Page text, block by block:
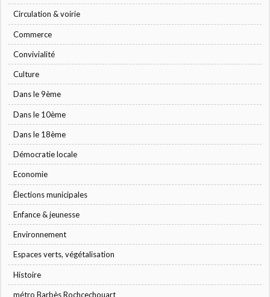
Circulation & voirie
Commerce
Convivialité
Culture
Dans le 9ème
Dans le 10ème
Dans le 18ème
Démocratie locale
Economie
Élections municipales
Enfance & jeunesse
Environnement
Espaces verts, végétalisation
Histoire
métro Barbès Rochcechouart